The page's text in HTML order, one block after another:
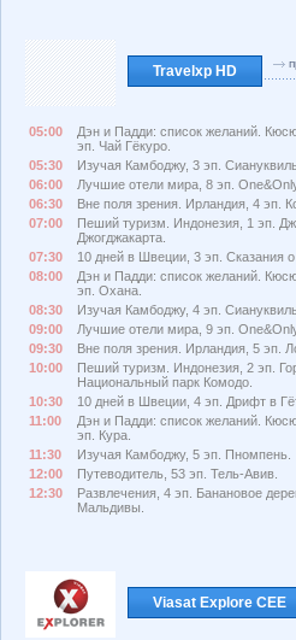
Travelxp HD
05:00
Дэн и Падди: список желаний.
эп. Чай Гёкуро.
05:30
Изучая Камбоджу, 3 эп.
06:00
Лучшие отели мира, 8 эп.
06:30
Вне поля зрения. Ирландия, 4 эп.
07:00
Пеший туризм. Индонезия, 1 эп.
Джогджакарта.
07:30
10 дней в Швеции, 3 эп. Сказания о
08:00
Дэн и Падди: список желаний.
эп. Охана.
08:30
Изучая Камбоджу, 4 эп.
09:00
Лучшие отели мира, 9 эп.
09:30
Вне поля зрения. Ирландия, 5 эп.
10:00
Пеший туризм. Индонезия, 2 эп.
Национальный парк Комодо.
10:30
10 дней в Швеции, 4 эп. Дрифт в
11:00
Дэн и Падди: список желаний.
эп. Кура.
11:30
Изучая Камбоджу, 5 эп. Пномпень.
12:00
Путеводитель, 53 эп. Тель-Авив.
12:30
Развлечения, 4 эп. Банановое
Мальдивы.
Viasat Explore CEE